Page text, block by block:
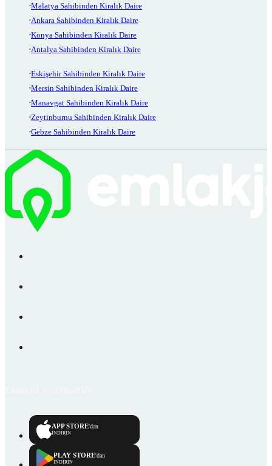
Malatya Sahibinden Kiralık Daire
Ankara Sahibinden Kiralık Daire
Konya Sahibinden Kiralık Daire
Antalya Sahibinden Kiralık Daire
Eskişehir Sahibinden Kiralık Daire
Mersin Sahibinden Kiralık Daire
Manavgat Sahibinden Kiralık Daire
Zeytinburnu Sahibinden Kiralık Daire
Gebze Sahibinden Kiralık Daire
APP STORE'dan
İNDİRİN
PLAY STORE'dan
İNDİRİN